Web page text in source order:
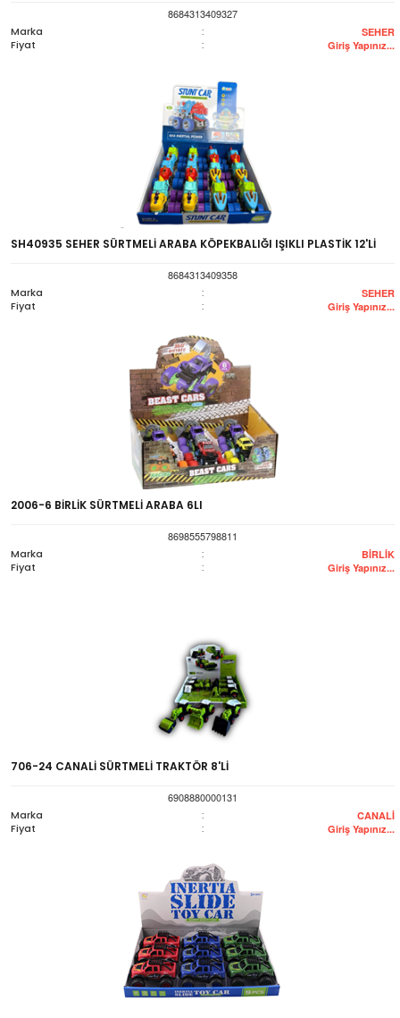
8684313409327
Marka
: SEHER
Fiyat : Giriş Yapınız...
SH40935 SEHER SÜRTMELİ ARABA KÖPEKBALIĞI IŞIKLI PLASTİK 12'Lİ
8684313409358
Marka
: SEHER
Fiyat : Giriş Yapınız...
2006-6 BİRLİK SÜRTMELİ ARABA 6LI
8698555798811
Marka
: BİRLİK
Fiyat : Giriş Yapınız...
706-24 CANALİ SÜRTMELİ TRAKTÖR 8'Lİ
6908880000131
Marka
: CANALİ
Fiyat : Giriş Yapınız...